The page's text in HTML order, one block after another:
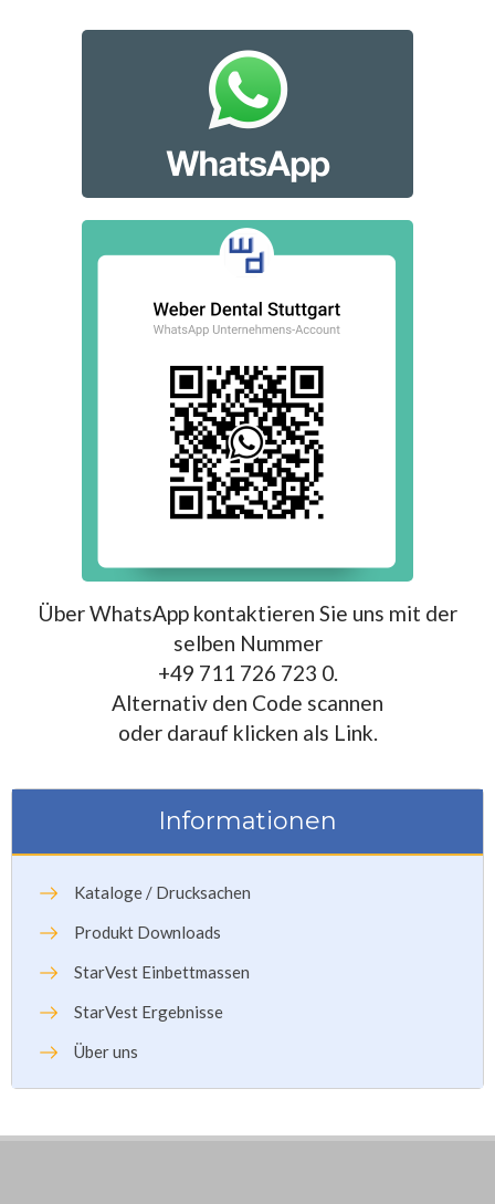
Über WhatsApp kontaktieren Sie uns mit der
selben Nummer
+49 711 726 723 0.
Alternativ den Code scannen
oder darauf klicken als Link.
Informationen
Kataloge / Drucksachen
Produkt Downloads
StarVest Einbettmassen
StarVest Ergebnisse
Über uns